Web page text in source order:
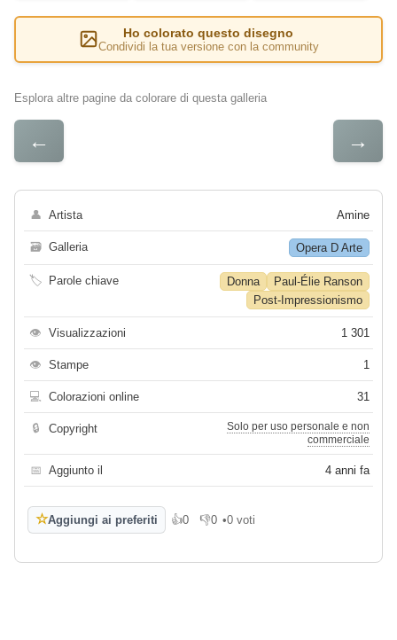
Ho colorato questo disegno
Condividi la tua versione con la community
Esplora altre pagine da colorare di questa galleria
← →
👤 Artista Amine
🗃 Galleria Opera D Arte
🏷 Parole chiave Donna
Paul-Élie Ranson
Post-Impressionismo
👁 Visualizzazioni 1 301
👁 Stampe 1
💻 Colorazioni online 31
🔒 Copyright
Solo per uso personale e non
commerciale
📅 Aggiunto il 4 anni fa
☆Aggiungi ai preferiti 👍0
Mi piace
👎0
Non mi piace
•0 voti